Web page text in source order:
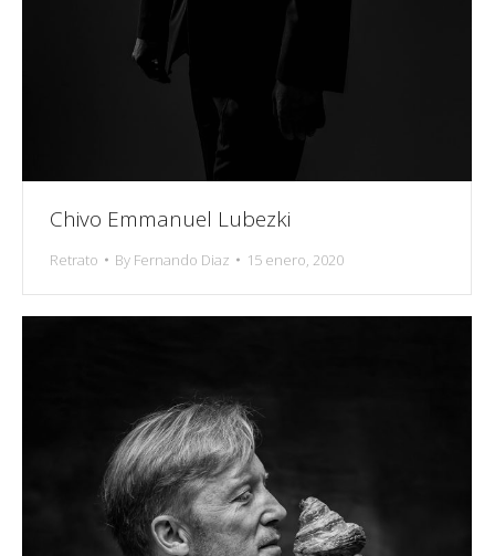
Chivo Emmanuel Lubezki
Retrato By Fernando Diaz 15 enero, 2020